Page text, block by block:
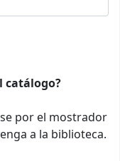
catálogo?
por el mostrador
a la biblioteca.